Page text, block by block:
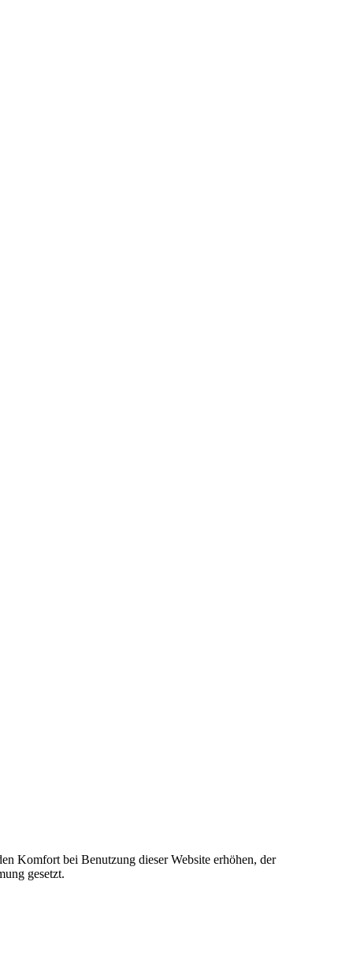
Komfort bei Benutzung dieser Website erhöhen, der
gesetzt.